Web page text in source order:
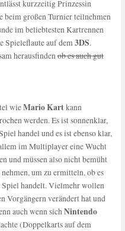
kurzzeitig Prinzessin
beim großen Turnier teilnehmen
im beliebtesten Kartrennen
Spieleflaute auf dem3DS.
herausfindenob es auch gut
wieMario Kartkann
werden. Es ist sonnenklar,
handel und es ist ebenso klar,
im Multiplayer eine Wucht
und müssen also nicht bemüht
um zu ermitteln, ob es
handelt. Vielmehr wollen
Vorgängern verändert hat und
auch wenn sichNintendo
(Doppelkarts auf dem